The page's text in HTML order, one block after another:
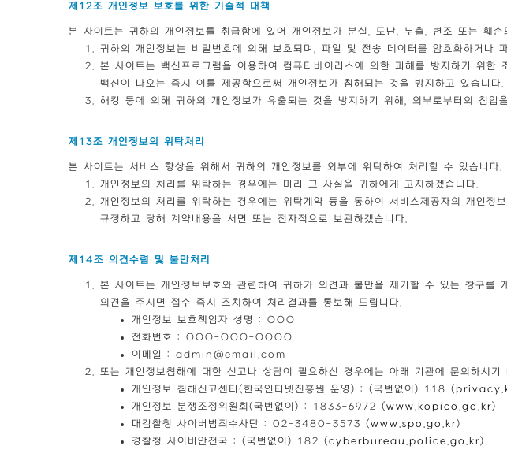
제12조 개인정보 보호를 위한 기술적 대책
본 사이트는 귀하의 개인정보를 취급함에 있어 개인정보가 분실, 도난, 누출, 변조 또는 훼
귀하의 개인정보는 비밀번호에 의해 보호되며, 파일 및 전송 데이터를 암호화하거
본 사이트는 백신프로그램을 이용하여 컴퓨터바이러스에 의한 피해를 방지하기 위
백신이 나오는 즉시 이를 제공함으로써 개인정보가 침해되는 것을 방지하고 있습니다.
해킹 등에 의해 귀하의 개인정보가 유출되는 것을 방지하기 위해, 외부로부터의 침입
제13조 개인정보의 위탁처리
본 사이트는 서비스 향상을 위해서 귀하의 개인정보를 외부에 위탁하여 처리할 수 있습니다.
개인정보의 처리를 위탁하는 경우에는 미리 그 사실을 귀하에게 고지하겠습니다.
개인정보의 처리를 위탁하는 경우에는 위탁계약 등을 통하여 서비스제공자의 개인
규정하고 당해 계약내용을 서면 또는 전자적으로 보관하겠습니다.
제14조 의견수렴 및 불만처리
본 사이트는 개인정보보호와 관련하여 귀하가 의견과 불만을 제기할 수 있는 창구를
의견을 주시면 접수 즉시 조치하여 처리결과를 통보해 드립니다.
개인정보 보호책임자 성명 : OOO
전화번호 : OOO-OOO-OOOO
이메일 : admin@email.com
또는 개인정보침해에 대한 신고나 상담이 필요하신 경우에는 아래 기관에 문의하시기
개인정보 침해신고센터(한국인터넷진흥원 운영) : (국번없이) 118 (
개인정보 분쟁조정위원회(국번없이) : 1833-6972 ( www.kopico.go.kr)
대검찰청 사이버범죄수사단 : 02-3480-3573 ( www.spo.go.kr)
경찰청 사이버안전국 : (국번없이) 182 ( cyberbureau.police.go.kr)